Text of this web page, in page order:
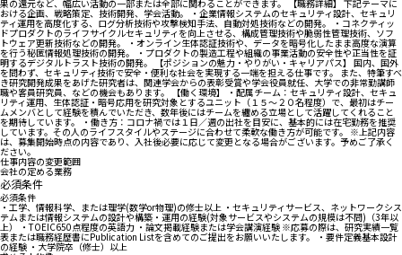
果の還元など、幅広い活動の一部または全部に関わることができます。 【職務詳細】 下記テーマに
おける企画、戦略策定、技術開発、学会活動。 ・企業情報システムのセキュリティ設計、セキュリ
ティ運用を高度化する、ログ分析技術や攻撃検知手法、自動対処技術などの開発。 ・コネクティッ
ドプロダクトのライフサイクルセキュリティを向上させる、構成管理技術や脆弱性管理技術、ソフ
トウェア更新技術などの開発。 ・オンライン生体認証技術や、データを暗号化したまま高度な演算
を行う秘匿情報処理技術の開発。 ・プロダクトの製造工程や組織の事業活動の安全性や正当性を証
明するデジタルトラスト技術の開発。 【ポジションの魅力・やりがい・キャリアパス】 国内、国外
を問わず、セキュリティ技術で安全・便利な社会を実現する一端を担える仕事です。 また、特筆すべ
き研究開発成果をあげた研究者は、関連学会からの表彰受賞や学会役員就任、大学での非常勤講師
職や客員研究員、などの機会もあります。 【働く環境】 ・配属チーム：セキュリティ設計、セキュ
リティ運用、生体認証・暗号応用を研究対象とするユニット（１５～２０名程度）で、最初はチー
ムメンバとして経験を積んでいただき、数年後にはチームを纏める立場として活躍してくれること
を期待しています。 ・働き方：コロナ禍では１日／週の出社を目安に、基本的には在宅勤務を推奨
しています。その人のライフスタイルやステージに合わせて柔軟な働き方が可能です。 ※上記内容
は、募集開始時点の内容であり、入社後必要に応じて変更となる場合がございます。予めご了承く
ださい。
仕事内容の変更範囲
会社の定める業務
必須条件
必須条件
・工学、情報科学、または理学(数学or物理)の修士以上 ・セキュリティサービス、ネットワークシス
テムまたは情報システムの設計や構築・運用の経験(対象サービスやシステムの規模は不問)（3年以
上） ・TOEIC650点程度の英語力 ・論文掲載経験または学会講演経験 ※応募の際は、研究実績一覧
表または職務経歴書にPublication Listを含めてのご提出をお願いいたします。 ・要件定義基本設計
の経験 ・大学院卒（修士）以上